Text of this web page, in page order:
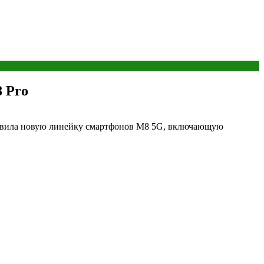
Pro
новую линейку смартфонов M8 5G, включающую